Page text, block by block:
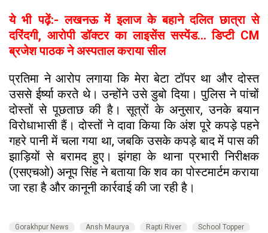
ये भी पढ़ें:- लखनऊ में इलाज के बहाने दलित छात्रा से
दरिंदगी, आरोपी डॉक्टर का लाइसेंस सस्पेंड... डिप्टी CM
ब्रजेश पाठक ने अस्पताल कराया सील
प्रतिमा ने आरोप लगाया कि मेरा बेटा टॉपर था और दोस्त
उससे ईर्ष्या करते थे। उन्होंने उसे डुबो दिया। पुलिस ने पांचों
दोस्तों से पूछताछ की है। सूत्रों के अनुसार, उनके बयान
विरोधाभासी हैं। दोस्तों ने दावा किया कि अंश पूरे कपड़े पहने
गहरे पानी में चला गया था, जबकि उसके कपड़े बाद में पास की
झाड़ियों से बरामद हुए। झंगहा के थाना प्रभारी निरीक्षक
(एसएचओ) अनूप सिंह ने बताया कि शव का पोस्टमार्टम कराया
जा रहा है और कानूनी कार्रवाई की जा रही है।
Gorakhpur News Ansh Maurya Rapti River
School Topper